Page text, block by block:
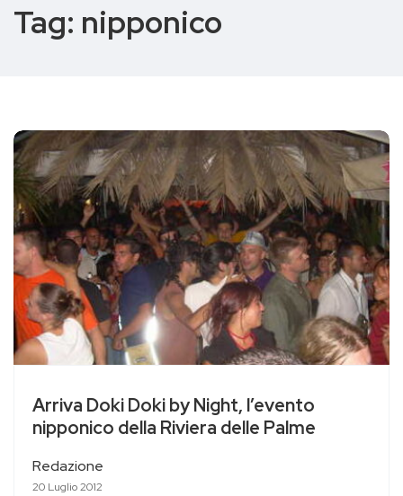
Tag: nipponico
Arriva Doki Doki by Night, l’evento
nipponico della Riviera delle Palme
Redazione
20 Luglio 2012